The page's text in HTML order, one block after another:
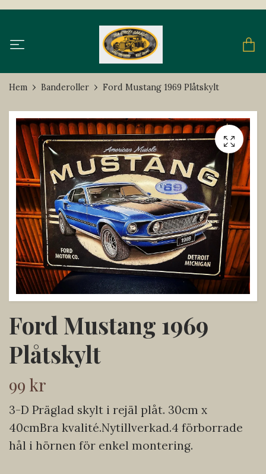
Hem Banderoller Ford Mustang 1969 Plåtskylt
Ford Mustang 1969
Plåtskylt
99 kr
3-D Präglad skylt i rejäl plåt. 30cm x
40cmBra kvalité.Nytillverkad.4 förborrade
hål i hörnen för enkel montering.